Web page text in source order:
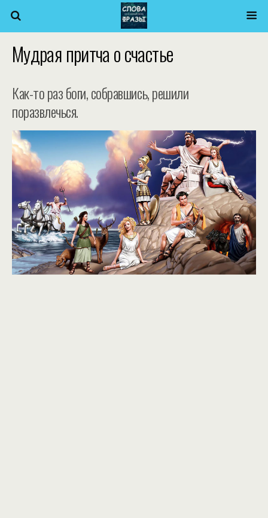
Мудрая притча о счастье
Как-то раз боги, собравшись, решили
поразвлечься.